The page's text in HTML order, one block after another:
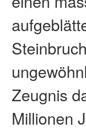
Zeugnis
Millionen